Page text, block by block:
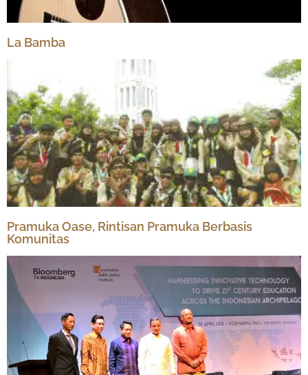
La Bamba
Pramuka Oase, Rintisan Pramuka Berbasis
Komunitas